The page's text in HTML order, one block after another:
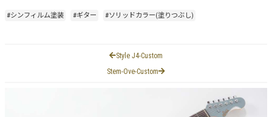
#シンフィルム塗装 #ギター #ソリッドカラー(塗りつぶし)
Stem-Ove-Custom
Style J4-Custom